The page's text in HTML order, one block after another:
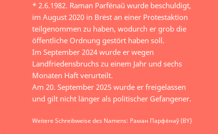
* 2.6.1982. Raman Parfёnaŭ wurde beschuldigt,
im August 2020 in Brėst an einer Protestaktion
teilgenommen zu haben, wodurch er grob die
öffentliche Ordnung gestört haben soll.
Im September 2024 wurde er wegen
Landfriedensbruchs zu einem Jahr und sechs
Monaten Haft verurteilt.
Am 20. September 2025 wurde er freigelassen
und gilt nicht länger als politischer Gefangener.
Weitere Schreibweise des Namens: Раман Парфёнаў (BY)